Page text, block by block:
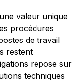
valeur unique
procédures
de travail
restent
repose sur
techniques